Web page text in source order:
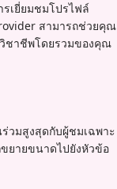
เยี่ยมชมโปรไฟล์
สามารถช่วยคุณ
ชาชีพโดยรวมของคุณ
วมสูงสุดกับผู้ชมเฉพาะ
ยายขนาดไปยังหัวข้อ